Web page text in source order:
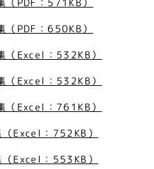
PDF：650KB）
（Excel：532KB）
（Excel：532KB）
（Excel：761KB）
Excel：752KB）
Excel：553KB）